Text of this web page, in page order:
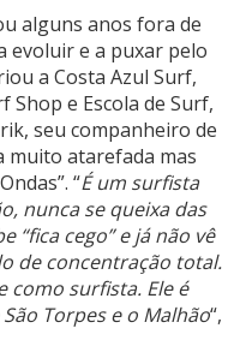
alguns anos fora de
evoluir e a puxar pelo
a Costa Azul Surf,
Shop e Escola de Surf,
seu companheiro de
muito atarefada mas
“É um surfista
nunca se queixa das
“fica cego” e já não vê
de concentração total.
como surfista. Ele é
Torpes e o Malhão“,